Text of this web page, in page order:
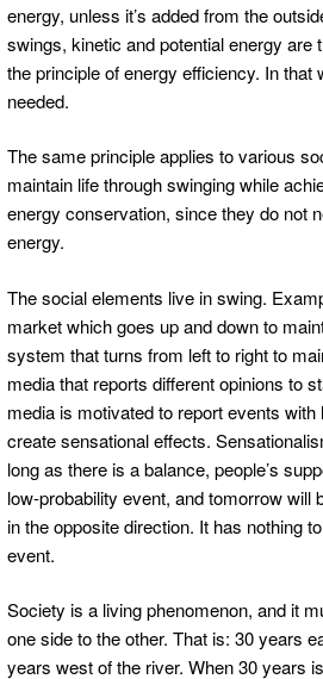
energy, unless it’s added from the
swings, kinetic and potential energy are
the principle of energy efficiency. In that
needed.
The same principle applies to various
maintain life through swinging while
energy conservation, since they do not
energy.
The social elements live in swing.
market which goes up and down to
system that turns from left to right to
media that reports different opinions to
media is motivated to report events with
create sensational effects.
long as there is a balance, people’s
low-probability event, and tomorrow will
in the opposite direction. It has nothing
event.
Society is a living phenomenon, and it
one side to the other. That is: 30 years
years west of the river. When 30 years